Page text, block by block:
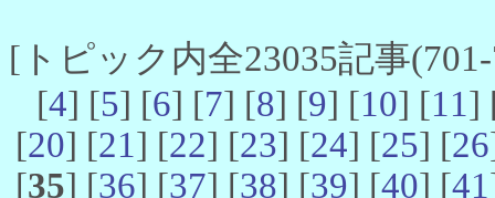
[トピック内全23035記事
[4] [5] [6] [7] [8] [9] [10] [11]
[20] [21] [22] [23] [24] [25] [26
[35] [36] [37] [38] [39] [40] [41